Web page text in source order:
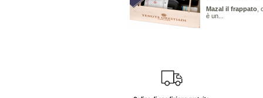
Mazal il frappato
è un...